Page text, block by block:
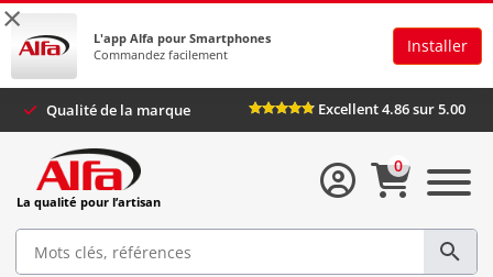
×
L'app Alfa pour Smartphones
Commandez facilement
Installer
Qualité de la marque Excellent 4.86 sur 5.00
La qualité pour l’artisan
0